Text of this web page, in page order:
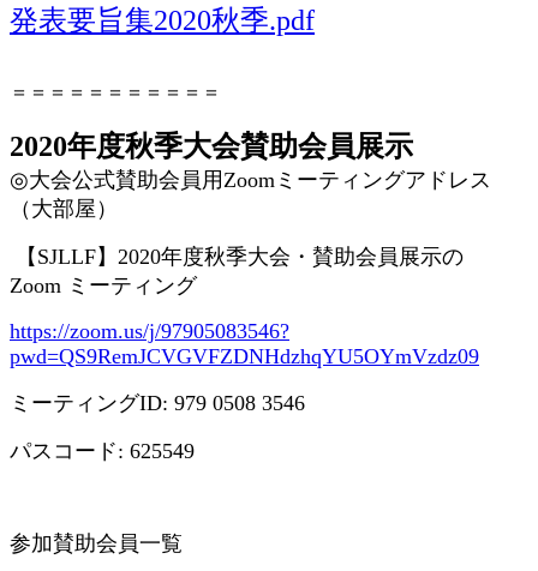
発表要旨集2020秋季.pdf
＝＝＝＝＝＝＝＝＝＝＝
2020年度秋季大会賛助会員展示
◎大会公式賛助会員用Zoom ミーティングアドレス
（大部屋）
【 SJLLF】 2020年度秋季大会・賛助会員展示の
Zoom ミーティング
https://zoom.us/j/97905083546?
pwd=QS9RemJCVGVFZDNHdzhqYU5OYmVzdz09
ミーティングID: 979 0508 3546
パスコード: 625549
参加賛助会員一覧